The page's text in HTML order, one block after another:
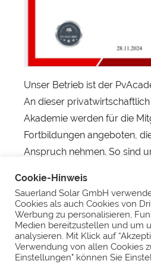
Unser Betrieb ist der
An dieser
Akademie werden für die
Fortbildungen angeboten,
Anspruch nehmen. So sind
geschult.
#sauerlandsolar #arnsberg
#schulung
Cookie-Hinweis
Sauerland Solar GmbH
Cookies als auch Cookies von
Werbung zu personalisieren,
Medien bereitzustellen und um
analysieren. Mit Klick auf
Verwendung von allen Cookies
Einstellungen" können Sie